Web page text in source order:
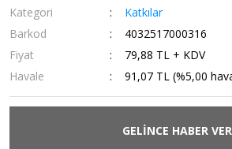
Kategori
Katkılar
Barkod
4032517000316
Fiyat
79,88 TL + KDV
Havale
91,07 TL (%5,00
GELİNCE HABER VER